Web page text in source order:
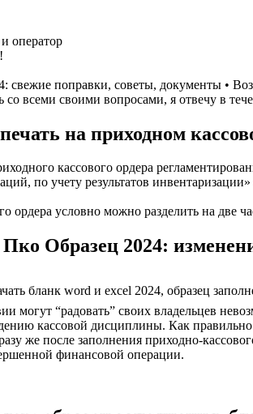
оператор
свежие поправки, советы, документы •
всеми своими вопросами, я отвечу в
на приходном
кассового ордера
по учету результатов
ордера условно можно разделить на две
Образец 2024:
бланк word и excel 2024, образец
могут “радовать” своих владельцев
кассовой дисциплины. Как
же после заполнения приходно-
финансовой операции.